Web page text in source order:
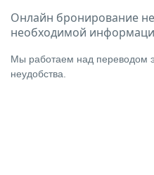
Онлайн бронирование
необходимой
Мы работаем над переводом
неудобства.